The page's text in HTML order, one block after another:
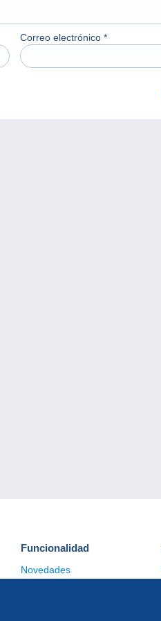
Correo electrónico *
Funcionalidad
Novedades